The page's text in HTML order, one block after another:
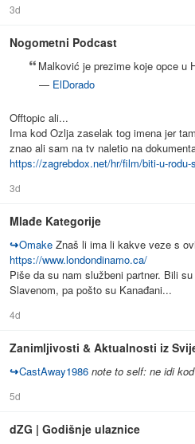
3d
Nogometni Podcast
Malković je prezime koje opce u
— ElDorado
Offtopic ali...
Ima kod Ozlja zaselak tog imena jer
znao ali sam na tv naletio na
https://zagrebdox.net/hr/film/biti-u-
3d
Mlađe Kategorije
↪Omake Znaš li ima li kakve veze s
https://www.londondinamo.ca/
Piše da su nam službeni partner. Bili
Slavenom, pa pošto su Kanađani...
4d
Zanimljivosti & Aktualnosti iz
↪CastAway1986 note to self: ne idi
5d
dZG | Godišnje ulaznice